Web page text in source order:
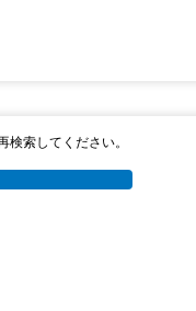
索してください。